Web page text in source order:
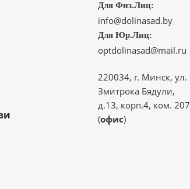
Для Физ.Лиц:
info@dolinasad.by
Для Юр.Лиц:
optdolinasad@mail.ru
220034, г. Минск, ул.
Змитрока Бядули,
д.13, корп.4, ком. 207
(офис)